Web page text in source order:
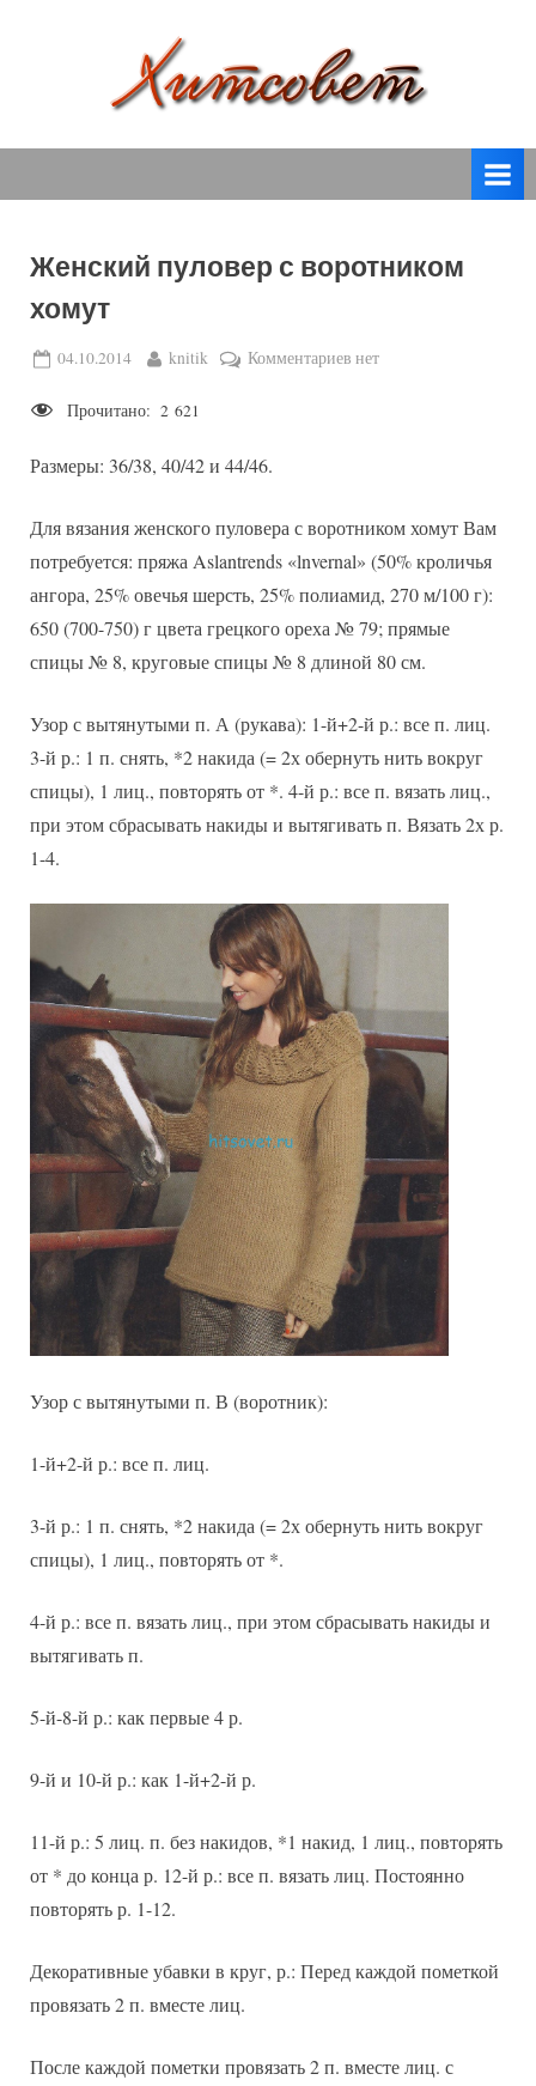
т
о
е
спицами,
крючком,
вязаные
модели
описанием
Женский пуловер с воротником
хомут
Posted
04.10.2014 By
knitik Комментариевк
хомут
нет
Прочитано: 2 621
Размеры: 36/38, 40/42 и 44/46.
Для вязания женского пуловера с воротником хомут Вам
потребуется: пряжа Aslantrends «lnvernal» (50% кроличья
ангора, 25% овечья шерсть, 25% полиамид, 270 м/100 г):
650 (700-750) г цвета грецкого ореха № 79; прямые
спицы № 8, круговые спицы № 8 длиной 80 см.
Узор с вытянутыми п. А (рукава): 1-й+2-й р.: все п. лиц.
3-й р.: 1 п. снять, *2 накида (= 2х обернуть нить вокруг
спицы), 1 лиц., повторять от *. 4-й р.: все п. вязать лиц.,
при этом сбрасывать накиды и вытягивать п. Вязать 2х р.
1-4.
Узор с вытянутыми п. В (воротник):
1-й+2-й р.: все п. лиц.
3-й р.: 1 п. снять, *2 накида (= 2х обернуть нить вокруг
спицы), 1 лиц., повторять от *.
4-й р.: все п. вязать лиц., при этом сбрасывать накиды и
вытягивать п.
5-й-8-й р.: как первые 4 р.
9-й и 10-й р.: как 1-й+2-й р.
11-й р.: 5 лиц. п. без накидов, *1 накид, 1 лиц., повторять
от * до конца р. 12-й р.: все п. вязать лиц. Постоянно
повторять р. 1-12.
Декоративные убавки в круг, р.: Перед каждой пометкой
провязать 2 п. вместе лиц.
После каждой пометки провязать 2 п. вместе лиц. с